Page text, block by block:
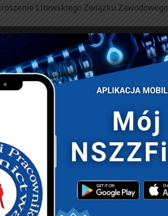
Litewskiego Związku Zawodowego
Związków Zawodowych Służby
Zarządu Głównego NSZZ
Czesław Tuła
Wiceprzewodniczący Zarządu Głównego,
Dudzińska Członek Zarządu Głównego
poznali Areszt Śledczy w
Błażewicz wraz ze swoimi
oraz podległymi funkcjonariuszami
W ramach wizyty delegacja mogła
pozbawienia wolności w Polsce, oraz